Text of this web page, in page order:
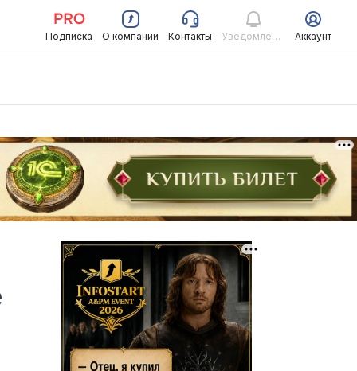
Подписка О компании Контакты Уведомления Аккаунт